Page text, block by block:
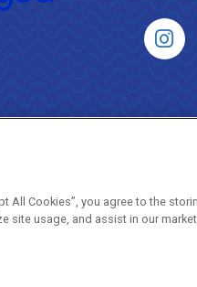
All Cookies”, you agree to the
site usage, and assist in our